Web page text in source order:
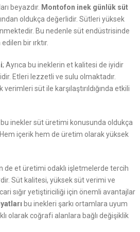
beyazdır. Montofon inek günlük süt
oldukça değerlidir. Sütleri yüksek
Bu nedenle süt endüstrisinde
bir ırktır.
; Ayrıca bu ineklerin et kalitesi de iyidir
Etleri lezzetli ve sulu olmaktadır.
süt ile karşılaştırıldığında etkili
bu inekler süt üretimi konusunda oldukça
içerik hem de üretim olarak yüksek
de et üretimi odaklı işletmelerde tercih
Süt kalitesi, yüksek süt verimi ve
sığır yetiştiriciliği için önemli avantajlar
bu inekleri şarkı ortamlara uyum
olarak coğrafi alanlara bağlı değişiklik